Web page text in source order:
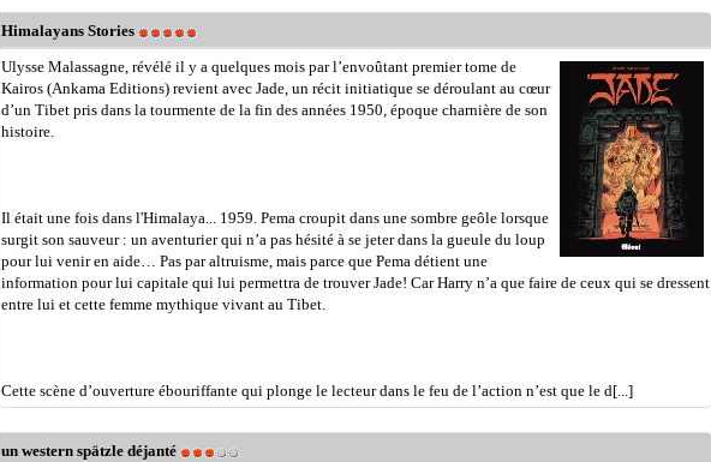
Himalayans Stories
Ulysse Malassagne, révélé il y a quelques mois par l’envoûtant premier tome de
Kairos (Ankama Editions) revient avec Jade, un récit initiatique se déroulant au cœur
d’un Tibet pris dans la tourmente de la fin des années 1950, époque charnière de son
histoire.
Il était une fois dans l'Himalaya... 1959. Pema croupit dans une sombre geôle lorsque
surgit son sauveur : un aventurier qui n’a pas hésité à se jeter dans la gueule du loup
pour lui venir en aide… Pas par altruisme, mais parce que Pema détient une
information pour lui capitale qui lui permettra de trouver Jade! Car Harry n’a que faire de ceux qui se dressent
entre lui et cette femme mythique vivant au Tibet.
Cette scène d’ouverture ébouriffante qui plonge le lecteur dans le feu de l’action n’est que le d[...]
un western spätzle déjanté